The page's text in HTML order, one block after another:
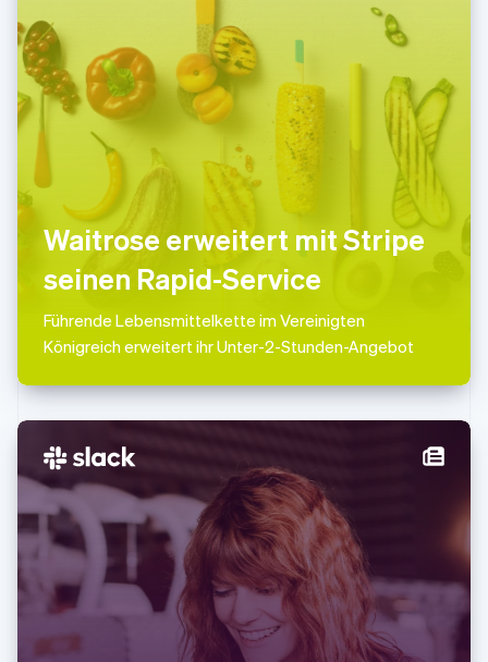
Waitrose erweitert mit Stripe
seinen Rapid-Service
Führende Lebensmittelkette im Vereinigten
Königreich erweitert ihr Unter-2-Stunden-Angebot
English
Mexiko
EspañolEnglish
Neuseeland
English
Niederlande
Nederlands
Norwegen
English
Österreich
DeutschEnglish
Polen
English
Portugal
PortuguêsEnglish
English
Schweden
SvenskaEnglish
Schweiz
Deutsch Français Italiano English
Singapur
English 简体中文
Slowakei
English
Slowenien
English